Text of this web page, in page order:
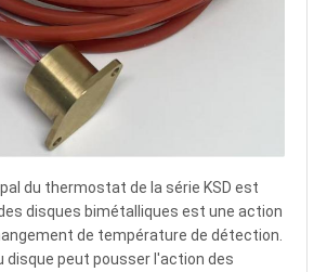
du thermostat de la série KSD est
disques bimétalliques est une action
de température de détection.
disque peut pousser l'action des